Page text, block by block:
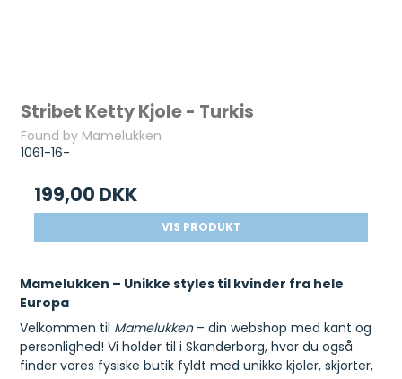
Stribet Ketty Kjole - Turkis
Found by Mamelukken
1061-16-
199,00 DKK
VIS PRODUKT
Mamelukken – Unikke styles til kvinder fra hele
Europa
Velkommen til Mamelukken– din webshop med kant og
personlighed! Vi holder til i Skanderborg, hvor du også
finder vores fysiske butik fyldt med unikke kjoler, skjorter,